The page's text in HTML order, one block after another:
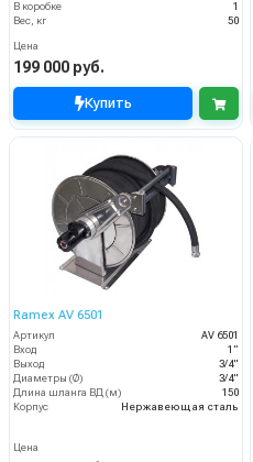
В коробке
1
Вес, кг
50
Цена
199 000 руб.
Купить
Ramex AV 6501
Артикул
AV 6501
Вход
1”
Выход
3/4"
Диаметры (Ø)
3/4"
Длина шланга ВД (м)
150
Корпус
Нержавеющая сталь
Цена